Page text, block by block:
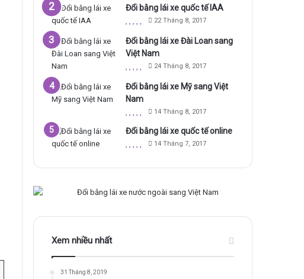
Đổi bằng lái xe quốc tế IAA
22 Tháng 8, 2017
Đổi bằng lái xe Đài Loan sang
Việt Nam
24 Tháng 8, 2017
Đổi bằng lái xe Mỹ sang Việt
Nam
14 Tháng 8, 2017
Đổi bằng lái xe quốc tế online
14 Tháng 7, 2017
Xem nhiều nhất
31 Tháng 8, 2019